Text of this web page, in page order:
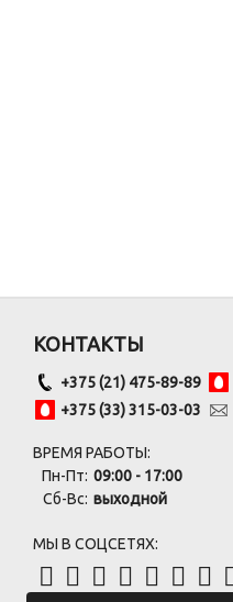
КОНТАКТЫ
+375 (21) 475-89-89
+375 (33) 315-03-03
ВРЕМЯ РАБОТЫ:
Пн-Пт: 09:00 - 17:00
Сб-Вс: выходной
МЫ В СОЦСЕТЯХ: